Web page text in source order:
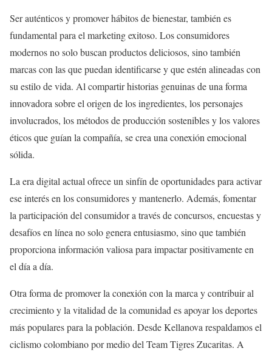
Ser auténticos y promover hábitos de bienestar, también es
fundamental para el marketing exitoso. Los consumidores
modernos no solo buscan productos deliciosos, sino también
marcas con las que puedan identificarse y que estén alineadas con
su estilo de vida. Al compartir historias genuinas de una forma
innovadora sobre el origen de los ingredientes, los personajes
involucrados, los métodos de producción sostenibles y los valores
éticos que guían la compañía, se crea una conexión emocional
sólida.
La era digital actual ofrece un sinfín de oportunidades para activar
ese interés en los consumidores y mantenerlo. Además, fomentar
la participación del consumidor a través de concursos, encuestas y
desafíos en línea no solo genera entusiasmo, sino que también
proporciona información valiosa para impactar positivamente en
el día a día.
Otra forma de promover la conexión con la marca y contribuir al
crecimiento y la vitalidad de la comunidad es apoyar los deportes
más populares para la población. Desde Kellanova respaldamos el
ciclismo colombiano por medio del Team Tigres Zucaritas. A